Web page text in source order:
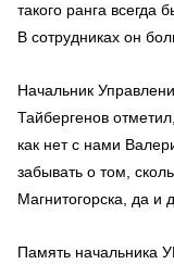
такого ранга всегда
В сотрудниках он
Начальник
Тайбергенов
как нет с нами
забывать о том,
Магнитогорска, да и
Память начальника